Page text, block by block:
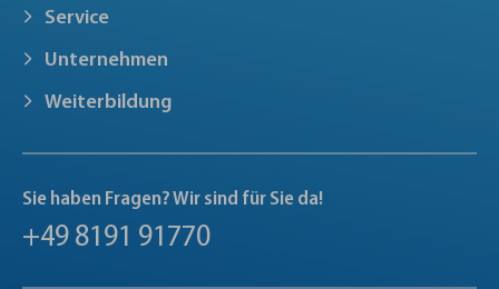
Service
Unternehmen
Weiterbildung
Sie haben Fragen? Wir sind für Sie da!
+49 8191 91770